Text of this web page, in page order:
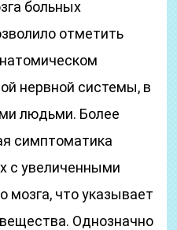
больных
отметить
нервной системы, в
людьми. Более
симптоматика
с увеличенными
мозга, что указывает
Однозначно